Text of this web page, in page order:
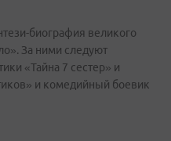
биография великого
За ними следуют
«Тайна 7 сестер» и
и комедийный боевик